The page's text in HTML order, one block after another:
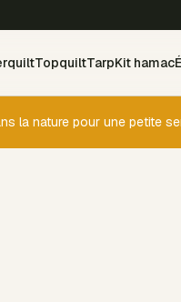
TopquiltTarpKit hamac
la nature pour une petite